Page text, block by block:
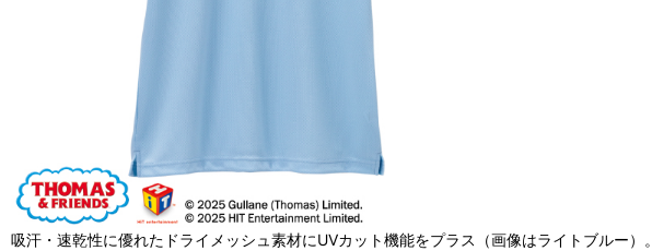
吸汗・速乾性に優れたドライメッシュ素材にUVカット機能をプラス（画像はライトブルー）。